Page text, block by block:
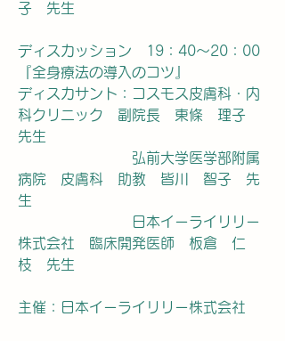
子　先生
ディスカッション　19：40～20：00
『全身療法の導入のコツ』
ディスカサント：コスモス皮膚科・内
科クリニック　副院長　東條　理子
先生
弘前大学医学部附属
病院　皮膚科　助教　皆川　智子　先
生
日本イーライリリー
株式会社　臨床開発医師　板倉　仁
枝　先生
主催：日本イーライリリー株式会社